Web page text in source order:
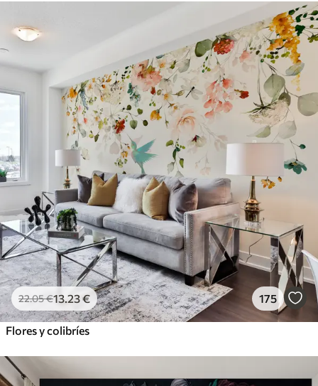
22.05€13.23€ 175
Flores y colibríes